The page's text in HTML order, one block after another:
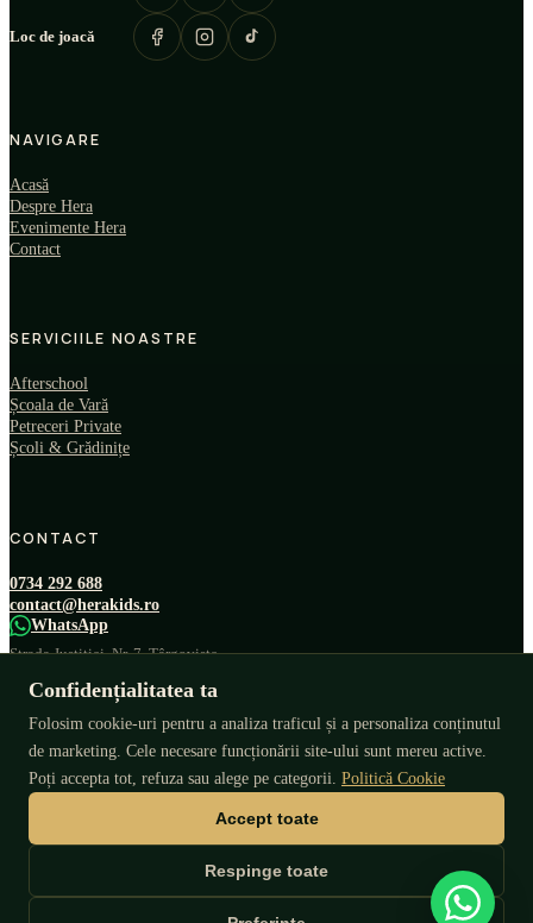
Loc de joacă
NAVIGARE
Acasă
Despre Hera
Evenimente Hera
Contact
SERVICIILE NOASTRE
Afterschool
Școala de Vară
Petreceri Private
Școli & Grădinițe
CONTACT
0734 292 688
contact@herakids.ro
WhatsApp
Strada Justiției, Nr. 7, Târgoviște,
Județ Dâmbovița
Programează o vizită
GMG Digital .
Confidențialitatea ta
Folosim cookie-uri pentru a analiza traficul și a personaliza conținutul
de marketing. Cele necesare funcționării site-ului sunt mereu active.
Poți accepta tot, refuza sau alege pe categorii. Politică Cookie
Accept toate
Respinge toate